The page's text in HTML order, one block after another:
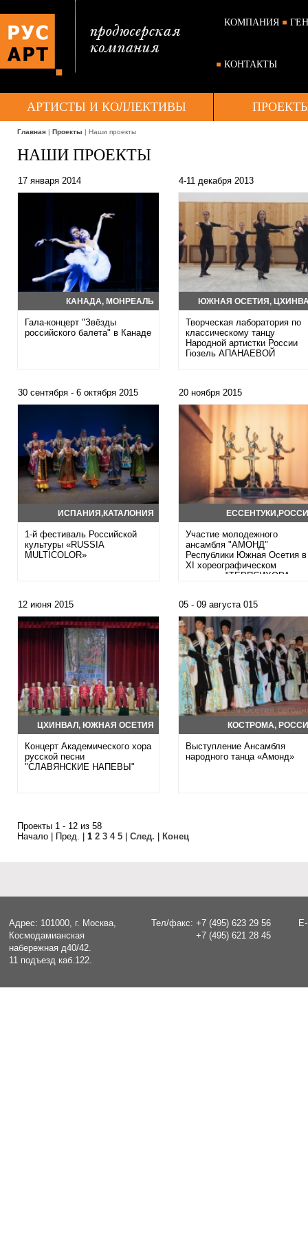
КОМПАНИЯ
КОНТАКТЫ
АРТИСТЫ И КОЛЛЕКТИВЫ
Главная | Проекты | Наши проекты
НАШИ ПРОЕКТЫ
17 января 2014
КАНАДА, МОНРЕАЛЬ
Гала-концерт "Звёзды
российского балета" в Канаде
4-11 декабря 2013
ЮЖНАЯ ОСЕТИЯ,
Творческая лаборатория по
классическому танцу
Народной артистки России
Гюзель АПАНАЕВОЙ
30 сентября - 6 октября 2015
ИСПАНИЯ,КАТАЛОНИЯ
1-й фестиваль Российской
культуры «RUSSIA
MULTICOLOR»
20 ноября 2015
Участие молодежного
ансамбля "АМОНД"
Республики Южная Осетия в
XI хореографическом
конкурсе "ТЕРПСИХОРА
12 июня 2015
ЦХИНВАЛ, ЮЖНАЯ ОСЕТИЯ
Концерт Академического хора
русской песни
"СЛАВЯНСКИЕ НАПЕВЫ"
05 - 09 августа 015
КОСТРОМА,
Выступление Ансамбля
народного танца «Амонд»
Проекты 1 - 12 из 58
Начало | Пред. | 1 2 3 4 5 След. Конец
Адрес: 101000, г. Москва,
Космодамианская
набережная д40/42.
11 подъезд каб.122.
Тел/факс: +7 (495) 623 29 56
+7 (495) 621 28 45